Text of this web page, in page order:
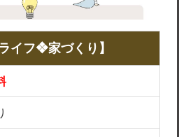
イフ❖家づくり】